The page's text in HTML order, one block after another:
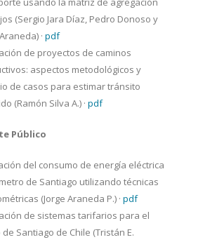
(Sergio Jara Díaz, Pedro Donoso y
· pdf
de proyectos de caminos
aspectos metodológicos y
de casos para estimar tránsito
(Ramón Silva A.) · pdf
Público
del consumo de energía eléctrica
de Santiago utilizando técnicas
(Jorge Araneda P.) · pdf
de sistemas tarifarios para el
Santiago de Chile (Tristán E.